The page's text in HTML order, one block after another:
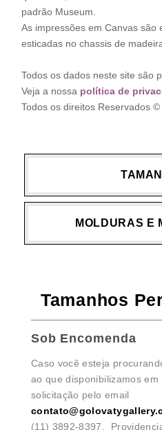
padrão Museum.
As impressões em Canvas são
esticadas no chassis de
Todos os dados neste site são
Veja a nossa política de
Todos os direitos Reservados
MOLDURAS E
Tamanhos
Sob Encomenda
Caso você esteja
ao que disponibilizamos
solicitação pelo email
(11) 3892-8397.